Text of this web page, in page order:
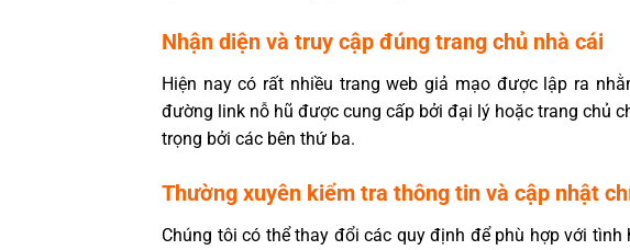
Nhận diện và truy cập đúng trang chủ nhà cái
Hiện nay có rất nhiều trang web giả mạo được lập ra
đường link nỗ hũ được cung cấp bởi đại lý hoặc trang chủ
trọng bởi các bên thứ ba.
Thường xuyên kiểm tra thông tin và cập nhật
Chúng tôi có thể thay đổi các quy định để phù hợp với